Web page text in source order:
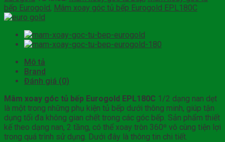
bếp Eurogold, Mâm xoay góc tủ bếp Eurogold EPL180C
Mô tả
Brand
Đánh giá (0)
Mâm xoay góc tủ bếp Eurogold EPL180C 1/2 dạng nan dẹt
là một trong những phụ kiện tủ bếp dưới thông minh, giúp tận
dụng tối đa không gian chết trong các góc bếp. Sản phẩm thiết
kế theo dạng nan, 2 tầng, có thể xoay tròn 360º vô cùng tiện lợi
trong quá trình sử dụng. Dưới đây là thông tin chi tiết.